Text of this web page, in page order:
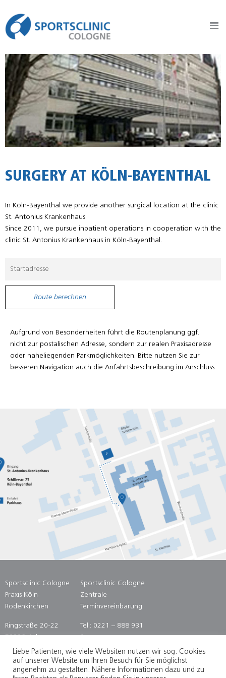
SURGERY AT KÖLN-BAYENTHAL
In Köln-Bayenthal we provide another surgical location at the clinic
St. Antonius Krankenhaus.
Since 2011, we pursue inpatient operations in cooperation with the
clinic St. Antonius Krankenhaus in Köln-Bayenthal.
Aufgrund von Besonderheiten führt die Routenplanung ggf.
nicht zur postalischen Adresse, sondern zur realen Praxisadresse
oder naheliegenden Parkmöglichkeiten. Bitte nutzen Sie zur
besseren Navigation auch die Anfahrtsbeschreibung im Anschluss.
Sportsclinic Cologne
Praxis Köln-
Rodenkirchen
Ringstraße 20-22
50996 Köln
Sportsclinic Cologne
Zentrale
Terminvereinbarung
Tel.: 0221 – 888 931
0
Fax: 0221 – 888 931
14
Liebe Patienten, wie viele Websiten nutzen wir sog. Cookies
auf unserer Website um Ihren Besuch für Sie möglichst
angenehm zu gestalten. Nähere Informationen dazu und zu